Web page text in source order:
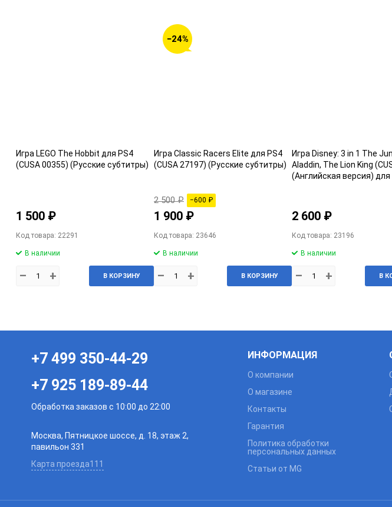
Игра LEGO The Hobbit для PS4
(CUSA 00355) (Русские субтитры)
1 500 ₽
Код товара: 22291
В наличии
– + В КОРЗИНУ
−24%
Игра Classic Racers Elite для PS4
(CUSA 27197) (Русские субтитры)
2 500 ₽ −600 ₽
1 900 ₽
Код товара: 23646
В наличии
– + В КОРЗИНУ
Игра Disney: 3 in 1 The
Aladdin, The Lion King
(Английская версия) для
2 600 ₽
Код товара: 23196
В наличии
– + В
+7 499 350-44-29
+7 925 189-89-44
Обработка заказов с 10:00 до 22:00
Москва, Пятницкое шоссе, д. 18, этаж 2,
павильон 331
Карта проезда111
ИНФОРМАЦИЯ
О компании
О магазине
Контакты
Гарантия
Политика обработки
персональных данных
Статьи от MG